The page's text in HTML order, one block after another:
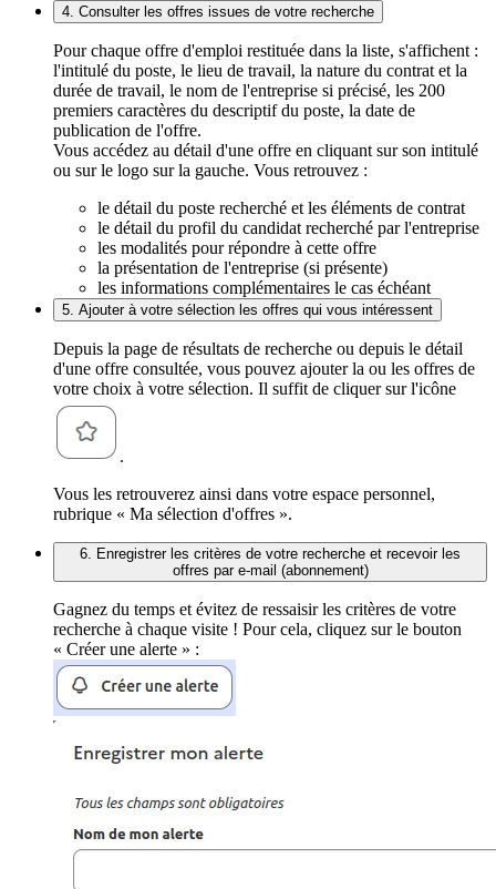
4. Consulter les offres issues de votre recherche
Pour chaque offre d'emploi restituée dans la liste, s'affichent :
l'intitulé du poste, le lieu de travail, la nature du contrat et la
durée de travail, le nom de l'entreprise si précisé, les 200
premiers caractères du descriptif du poste, la date de
publication de l'offre.
Vous accédez au détail d'une offre en cliquant sur son intitulé
ou sur le logo sur la gauche. Vous retrouvez :
le détail du poste recherché et les éléments de contrat
le détail du profil du candidat recherché par l'entreprise
les modalités pour répondre à cette offre
la présentation de l'entreprise (si présente)
les informations complémentaires le cas échéant
5. Ajouter à votre sélection les offres qui vous intéressent
Depuis la page de résultats de recherche ou depuis le détail
d'une offre consultée, vous pouvez ajouter la ou les offres de
votre choix à votre sélection. Il suffit de cliquer sur l'icône
.
Vous les retrouverez ainsi dans votre espace personnel,
rubrique « Ma sélection d'offres ».
6. Enregistrer les critères de votre recherche et recevoir les
offres par e-mail (abonnement)
Gagnez du temps et évitez de ressaisir les critères de votre
recherche à chaque visite ! Pour cela, cliquez sur le bouton
« Créer une alerte » :